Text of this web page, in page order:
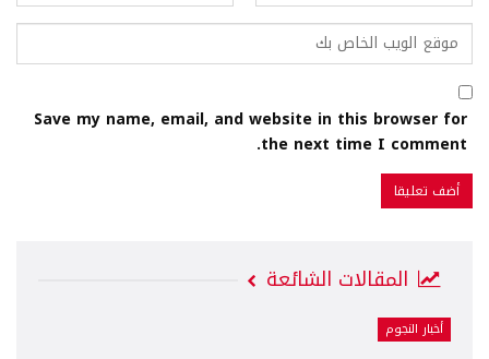
Save my name, email, and website in this browser for
the next time I comment.
المقالات الشائعة
أخبار النجوم